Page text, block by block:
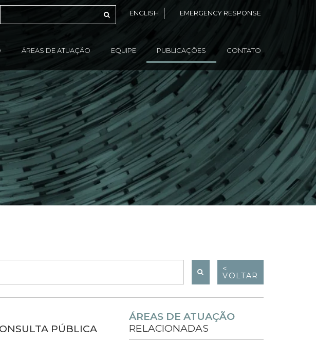
ENGLISH EMERGENCY RESPONSE
ÁREAS DE ATUAÇÃO EQUIPE PUBLICAÇÕES CONTATO
<
VOLTAR
PÚBLICA
ÁREAS DE ATUAÇÃO
RELACIONADAS